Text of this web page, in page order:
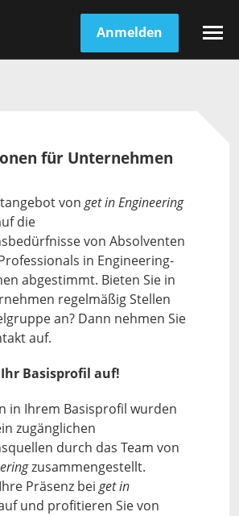
Anmelden
für Unternehmen
von get in Engineering
die
von Absolventen
in Engineering-
abgestimmt. Bieten Sie in
regelmäßig Stellen
an? Dann nehmen Sie
auf.
Ihr Basisprofil auf!
in Ihrem Basisprofil wurden
zugänglichen
durch das Team von
zusammengestellt.
Präsenz bei get in
und profitieren Sie von